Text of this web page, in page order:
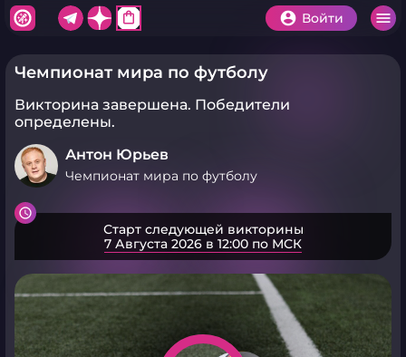
shopping_bag Войти
Чемпионат мира по футболу
Викторина завершена. Победители
определены.
Антон Юрьев
Чемпионат мира по футболу
Старт следующей викторины
7 Августа 2026 в 12:00 по МСК